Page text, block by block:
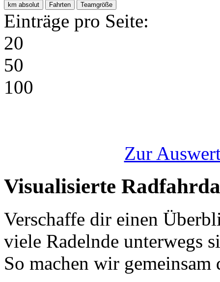
km absolut Fahrten Teamgröße
Einträge pro Seite:
20
50
100
Zur
Visualisierte
Verschaffe dir einen
viele Radelnde unterwegs
So machen wir